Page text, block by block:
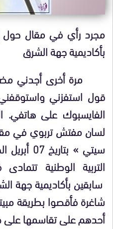
مجرد رأي في مقال حول
بأكاديمية جهة الشرق
مرة أخرى أجدني
قول استفزني
الفايسبوك على
لسان مفتش تربوي في
سيتي »
التربية الوطنية
سابقين بأكاديمية جهة
شاغرة فأقصوا بطريقة
أحدهم على تقاسمها